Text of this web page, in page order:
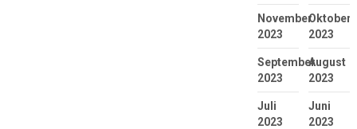
November
2023
Oktober
2023
September
2023
August
2023
Juli
2023
Juni
2023